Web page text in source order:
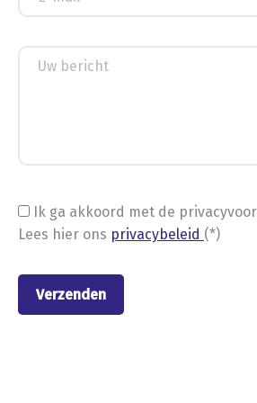
Ik ga akkoord met de
Lees hier ons privacybeleid (*)